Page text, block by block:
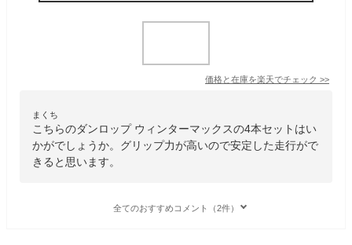
価格と在庫を楽天でチェック >>
まくち
こちらのダンロップ ウィンターマックスの4本セットはい
かがでしょうか。グリップ力が高いので安定した走行がで
きると思います。
全てのおすすめコメント（2件）